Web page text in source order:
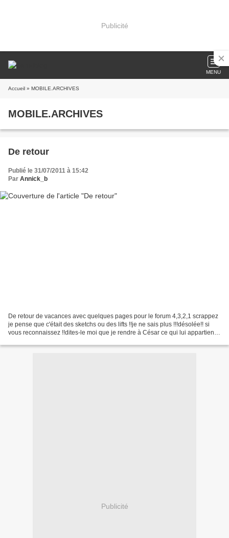
Publicité
MENU
Accueil » MOBILE.ARCHIVES
MOBILE.ARCHIVES
De retour
Publié le 31/07/2011 à 15:42
Par Annick_b
De retour de vacances avec quelques pages pour le forum 4,3,2,1 scrappez
je pense que c'était des sketchs ou des lifts !!je ne sais plus !!!désolée!! si
vous reconnaissez !!dites-le moi que je rendre à César ce qui lui appartient!
Publicité